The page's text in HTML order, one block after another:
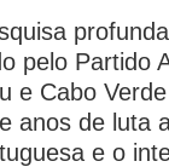
pelo Partido
e Cabo
anos de luta
e o